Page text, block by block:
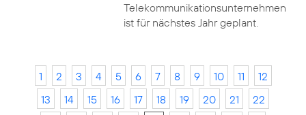
Telekommunikationsunternehmen
ist für nächstes Jahr geplant.
1 2 3 4 5 6 7 8 9 10 11
12
13
14 15 16 17 18 19 20 21
22